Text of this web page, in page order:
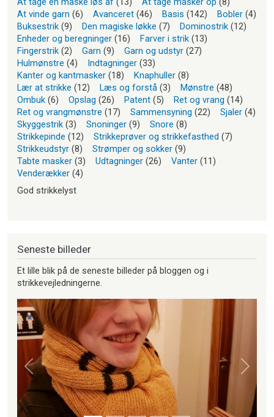
At vinde garn (6) Avanceret (46) Basis (142) Bobler (4)
Buksestrik (9) Den magiske løkke (7) Dominostrik (12)
Enheder og beregninger (16) Farver i strik (13)
Fingerstrik (2) Garn (9) Garn og udstyr (27)
Hulmønstre (4) Indtagninger (33)
Kanter og kantmasker (18) Knaphuller (8)
Lær at strikke (12) Læs og forstå (3) Mønstre (48)
Ombuk (6) Opslag (26) Patent (5) Ret og vrang (14)
Ret og vrangmønstre (17) Sammensyning (22) Sjaler (4)
Skyggestrik (3) Snoninger (9) Snore (8)
Strikkepinde (12) Strikkeprøver og strikkefasthed (7)
Strikkeudstyr (8) Strømper og sokker (9)
Tabte masker (3) Udtagninger (26) Vanter (11)
Venderækker (4)
God strikkelyst
Seneste billeder
Et lille blik på de seneste billeder på bloggen og i
strikkevejledningerne.
Forrige Næste